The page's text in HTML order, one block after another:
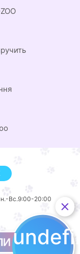
Вс.9:00-20:00